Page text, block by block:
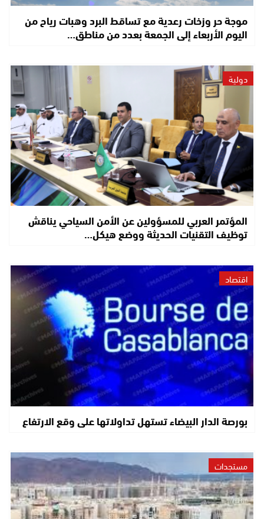
موجة حر وزخات رعدية مع تساقط البرد وهبات رياح من
اليوم الأربعاء إلى الجمعة بعدد من مناطق…
دولية
المؤتمر العربي للمسؤولين عن الأمن السياحي يناقش
توظيف التقنيات الحديثة ووضع هيكل…
اقتصاد
بورصة الدار البيضاء تستهل تداولاتها على وقع الارتفاع
مستجدات